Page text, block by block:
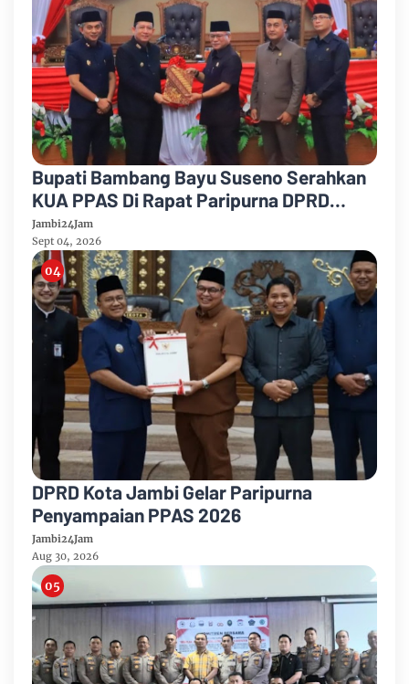
Bupati Bambang Bayu Suseno Serahkan
KUA PPAS Di Rapat Paripurna DPRD
Muarojambi
Jambi24Jam
Sept 04, 2026
DPRD Kota Jambi Gelar Paripurna
Penyampaian PPAS 2026
Jambi24Jam
Aug 30, 2026